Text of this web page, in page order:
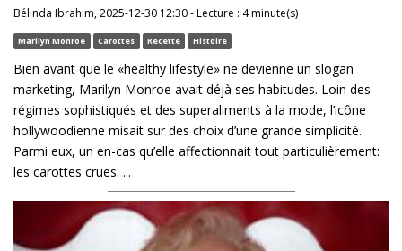
Bélinda Ibrahim, 2025-12-30 12:30 - Lecture : 4 minute(s)
Marilyn Monroe Carottes Recette Histoire
Bien avant que le «healthy lifestyle» ne devienne un slogan
marketing, Marilyn Monroe avait déjà ses habitudes. Loin des
régimes sophistiqués et des superaliments à la mode, l’icône
hollywoodienne misait sur des choix d’une grande simplicité.
Parmi eux, un en-cas qu’elle affectionnait tout particulièrement:
les carottes crues. ...